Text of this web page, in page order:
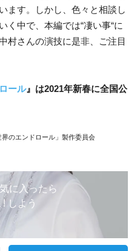
ます。しかし、色々と相談し
く中で、本編では“凄い事“に
村さんの演技に是非、ご注目
ール』は2021年新春に全国公
のエンドロール」製作委員会
に入ったら
しよう